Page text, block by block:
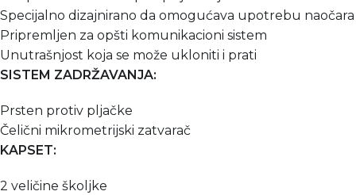
Specijalno dizajnirano da omogućava upotrebu naočara
Pripremljen za opšti komunikacioni sistem
Unutrašnjost koja se može ukloniti i prati
SISTEM ZADRŽAVANJA:
Prsten protiv pljačke
Čelični mikrometrijski zatvarač
KAPSET:
2 veličine školjke